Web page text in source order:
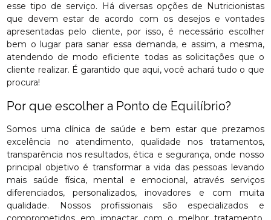
esse tipo de serviço. Há diversas opções de Nutricionistas
que devem estar de acordo com os desejos e vontades
apresentadas pelo cliente, por isso, é necessário escolher
bem o lugar para sanar essa demanda, e assim, a mesma,
atendendo de modo eficiente todas as solicitações que o
cliente realizar. É garantido que aqui, você achará tudo o que
procura!
Por que escolher a Ponto de Equilíbrio?
Somos uma clínica de saúde e bem estar que prezamos
excelência no atendimento, qualidade nos tratamentos,
transparência nos resultados, ética e segurança, onde nosso
principal objetivo é transformar a vida das pessoas levando
mais saúde física, mental e emocional, através serviços
diferenciados, personalizados, inovadores e com muita
qualidade. Nossos profissionais são especializados e